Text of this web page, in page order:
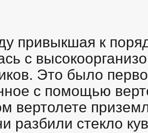
привыкшая к
с
Это было
с помощью
вертолете
разбили стекло